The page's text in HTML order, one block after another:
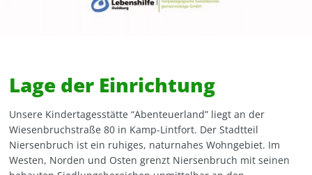
Lage der Einrichtung
Unsere Kindertagesstätte “Abenteuerland” liegt an der
Wiesenbruchstraße 80 in Kamp-Lintfort. Der Stadtteil
Niersenbruch ist ein ruhiges, naturnahes Wohngebiet. Im
Westen, Norden und Osten grenzt Niersenbruch mit seinen